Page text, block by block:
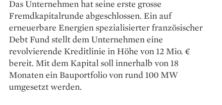
Das Unternehmen hat seine erste grosse
Fremdkapitalrunde abgeschlossen. Ein auf
erneuerbare Energien spezialisierter französischer
Debt Fund stellt dem Unternehmen eine
revolvierende Kreditlinie in Höhe von 12 Mio. €
bereit. Mit dem Kapital soll innerhalb von 18
Monaten ein Bauportfolio von rund 100 MW
umgesetzt werden.